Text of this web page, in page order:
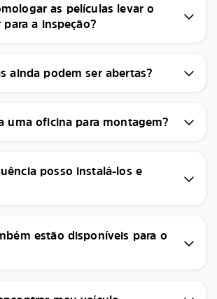
as películas levar o
a inspeção?
ainda podem ser abertas?
uma oficina para montagem?
posso instalá-los e
estão disponíveis para o